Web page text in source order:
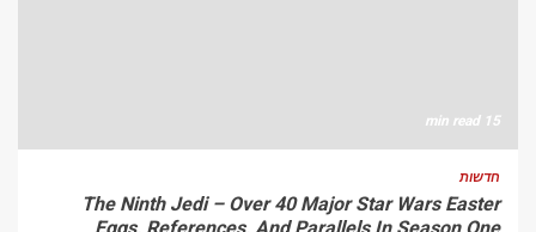
15 min read
חדשות
The Ninth Jedi – Over 40 Major Star Wars Easter